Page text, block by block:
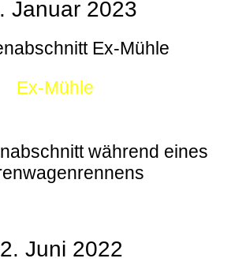
Januar 2023
Ex-Mühle
Ex-Mühle
während eines
Juni 2022